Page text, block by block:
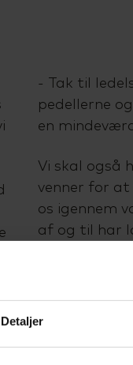
Detaljer
- Tak til
pedellerne
en
Vi skal også
venner for
os igennem
af og til har
urimelige
kendetegner
Efter